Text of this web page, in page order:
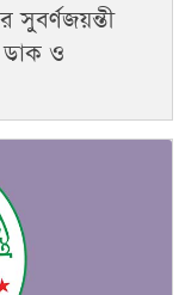
সুবর্ণজয়ন্তী
ও